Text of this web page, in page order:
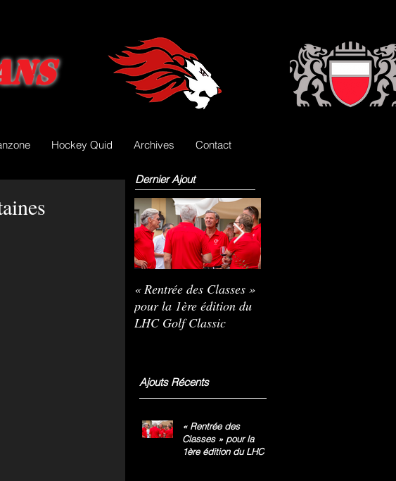
Hockey Quid Archives Contact
Dernier Ajout
« Rentrée des Classes »
pour la 1ère édition du
LHC Golf Classic
Ajouts Récents
« Rentrée des
Classes » pour la
1ère édition du LHC